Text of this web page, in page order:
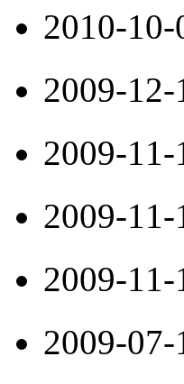
2010-
2009-
2009-
2009-
2009-
2009-07-